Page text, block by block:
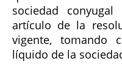
sociedad
artículo de la
vigente, tomando
líquido de la